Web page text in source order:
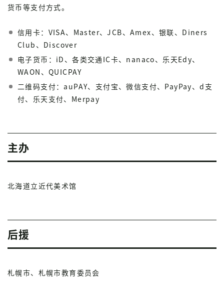
货币等支付方式。
信用卡：VISA、Master、JCB、Amex、银联、Diners
Club、Discover
电子货币：iD、各类交通IC卡、nanaco、乐天Edy、
WAON、QUICPAY
二维码支付：auPAY、支付宝、微信支付、PayPay、d支
付、乐天支付、Merpay
主办
北海道立近代美术馆
后援
札幌市、札幌市教育委员会